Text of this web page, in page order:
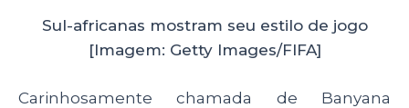
Sul-africanas mostram seu estilo de jogo
[Imagem: Getty Images/FIFA]
Carinhosamente chamada de Banyana